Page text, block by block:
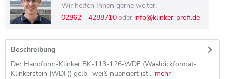
Wir helfen Ihnen gerne weiter.
02862 - 4288710oder info@klinker-profi.de
Beschreibung
Der Handform-Klinker BK-113-126-WDF (Waaldickformat-
Klinkerstein (WDF)) gelb- weiß nuanciert ist... mehr